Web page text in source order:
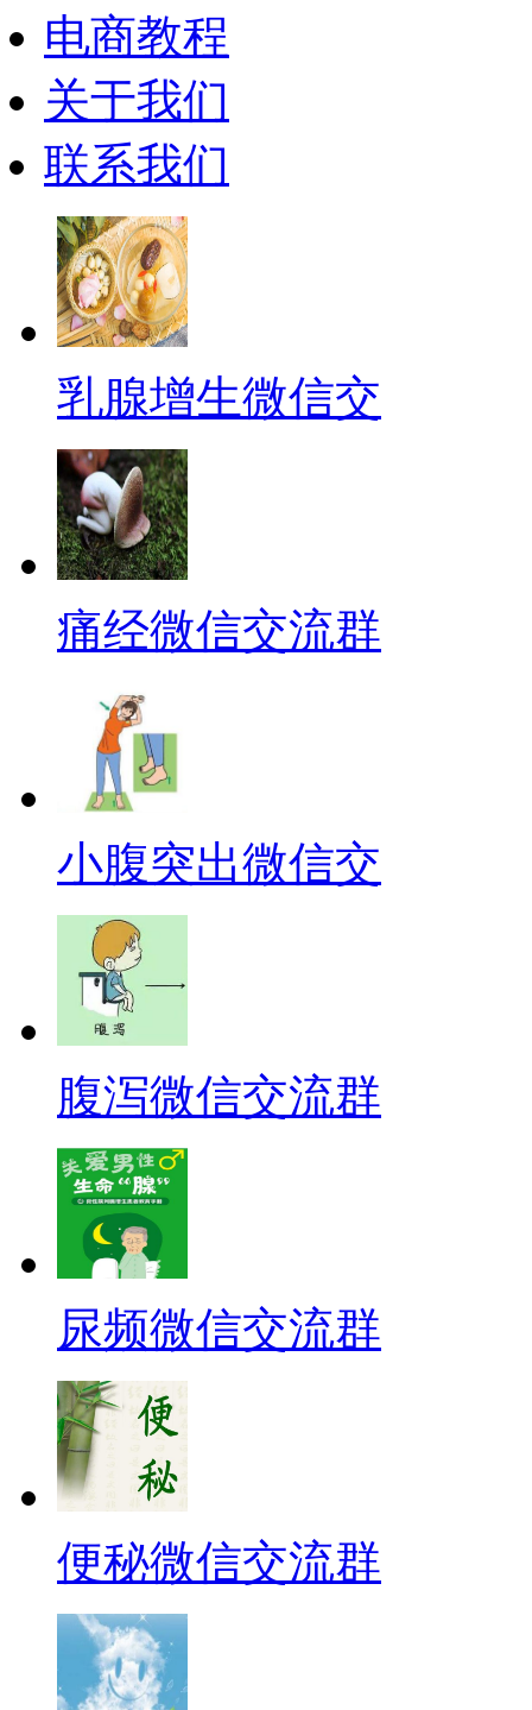
电商教程
关于我们
联系我们
乳腺增生微信交
痛经微信交流群
小腹突出微信交
腹泻微信交流群
尿频微信交流群
便秘微信交流群